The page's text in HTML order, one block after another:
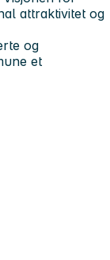
attraktivitet og
og
et